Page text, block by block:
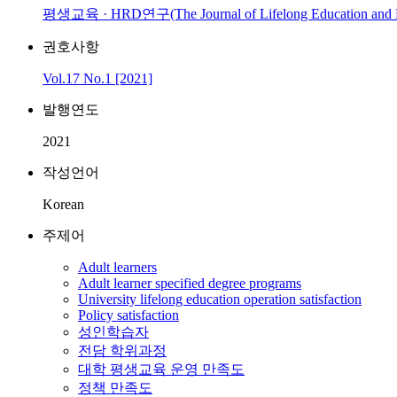
평생교육 · HRD연구(The Journal of Lifelong Education and
권호사항
Vol.17 No.1 [2021]
발행연도
2021
작성언어
Korean
주제어
Adult learners
Adult learner specified degree programs
University lifelong education operation satisfaction
Policy satisfaction
성인학습자
전담 학위과정
대학 평생교육 운영 만족도
정책 만족도